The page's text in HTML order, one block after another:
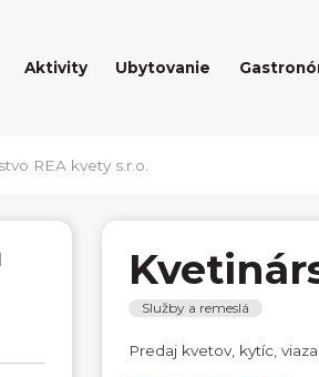
Aktivity Ubytovanie
REA kvety s.r.o.
Služby a remeslá
Predaj kvetov, kytíc,